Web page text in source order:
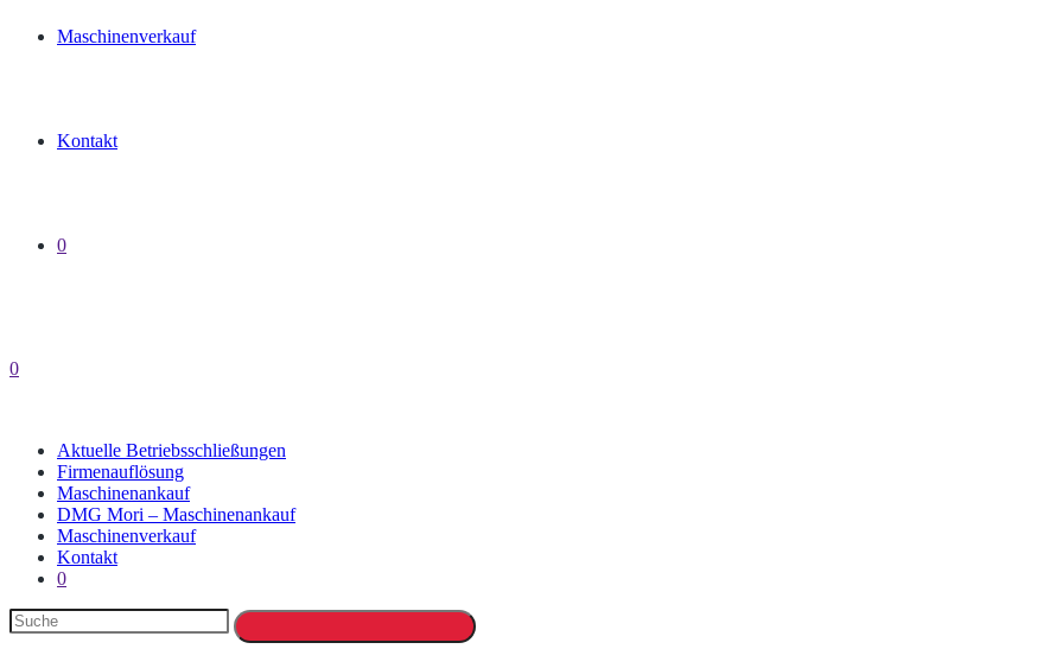
Maschinenverkauf
Kontakt
0
0
Aktuelle Betriebsschließungen
Firmenauflösung
Maschinenankauf
DMG Mori – Maschinenankauf
Maschinenverkauf
Kontakt
0